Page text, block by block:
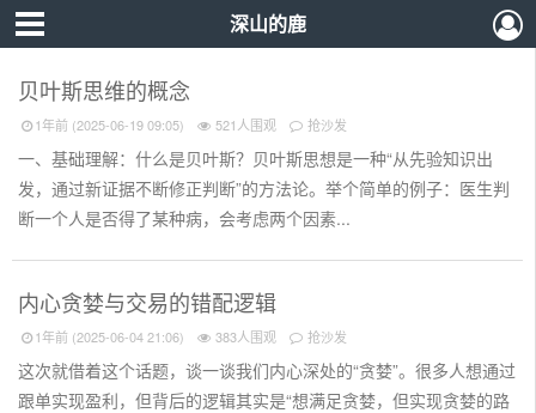
深山的鹿
贝叶斯思维的概念
1年前 (2025-06-19 09:05) 521人围观 抢沙发
一、基础理解：什么是贝叶斯？贝叶斯思想是一种“从先验知识出
发，通过新证据不断修正判断”的方法论。举个简单的例子：医生判
断一个人是否得了某种病，会考虑两个因素...
内心贪婪与交易的错配逻辑
1年前 (2025-06-04 21:06) 383人围观 抢沙发
这次就借着这个话题，谈一谈我们内心深处的“贪婪”。很多人想通过
跟单实现盈利，但背后的逻辑其实是“想满足贪婪，但实现贪婪的路